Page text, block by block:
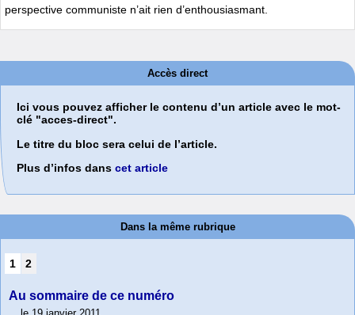
perspective communiste n’ait rien d’enthousiasmant.
Accès direct
Ici vous pouvez afficher le contenu d’un article avec le mot-
clé "acces-direct".
Le titre du bloc sera celui de l’article.
Plus d’infos dans cet article
Dans la même rubrique
1 2
Au sommaire de ce numéro